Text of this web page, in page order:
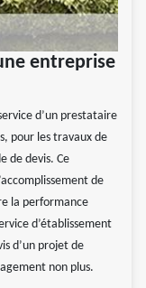
entreprise
d’un prestataire
pour les travaux de
de devis. Ce
de
la performance
d’établissement
d’un projet de
non plus.